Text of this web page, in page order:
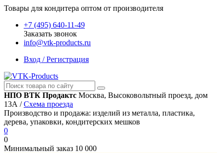
Товары для кондитера оптом от производителя
+7 (495) 640-11-49
Заказать звонок
info@vtk-products.ru
Вход / Регистрация
НПО ВТК Продактс Москва, Высоковольтный проезд, дом
13А /Схема проезда
Производство и продажа: изделий из металла, пластика,
дерева, упаковки, кондитерских мешков
0
0
Минимальный заказ 10 000